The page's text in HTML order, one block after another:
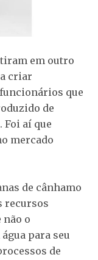
em outro
criar
que
de
Foi aí que
mercado
de cânhamo
recursos
não o
para seu
de